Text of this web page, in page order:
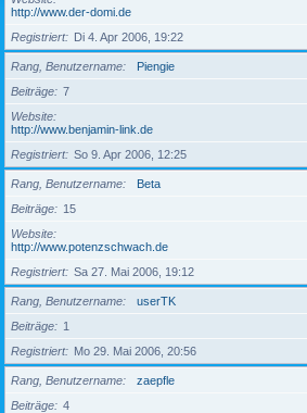
http://www.der-domi.de
Registriert
Di 4. Apr 2006, 19:22
Rang, Benutzername
Piengie
Beiträge
7
Website
http://www.benjamin-link.de
Registriert
So 9. Apr 2006, 12:25
Rang, Benutzername
Beta
Beiträge
15
Website
http://www.potenzschwach.de
Registriert
Sa 27. Mai 2006, 19:12
Rang, Benutzername
userTK
Beiträge
1
Registriert
Mo 29. Mai 2006, 20:56
Rang, Benutzername
zaepfle
Beiträge
4